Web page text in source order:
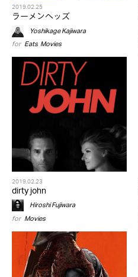
2019.02.25
ラーメンヘッズ
Yoshikage Kajiwara
for Eats,Movies
2019.02.23
dirty john
Hiroshi Fujiwara
for Movies